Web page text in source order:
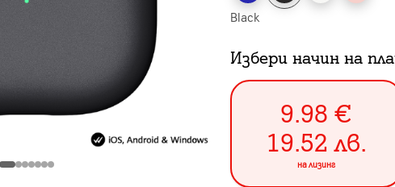
Black
Избери начин на
9.98 €
19.52 лв.
на лизинг